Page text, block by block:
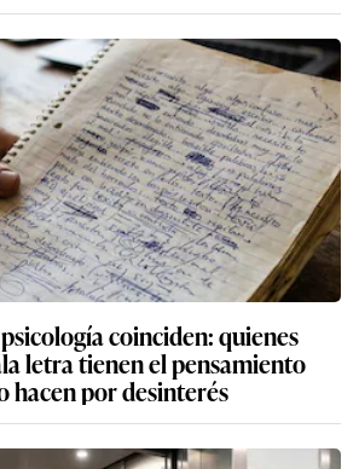
coinciden: quienes
letra tienen el pensamiento
hacen por desinterés